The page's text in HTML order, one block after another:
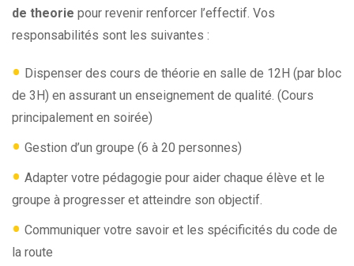
de theorie pour revenir renforcer l’effectif. Vos
responsabilités sont les suivantes :
• Dispenser des cours de théorie en salle de 12H (par bloc
de 3H) en assurant un enseignement de qualité. (Cours
principalement en soirée)
• Gestion d’un groupe (6 à 20 personnes)
• Adapter votre pédagogie pour aider chaque élève et le
groupe à progresser et atteindre son objectif.
• Communiquer votre savoir et les spécificités du code de
la route